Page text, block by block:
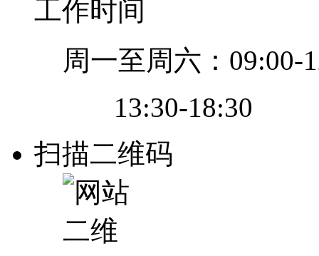
工作时间
周一至周六：09:00-
13:30-18:30
扫描二维码